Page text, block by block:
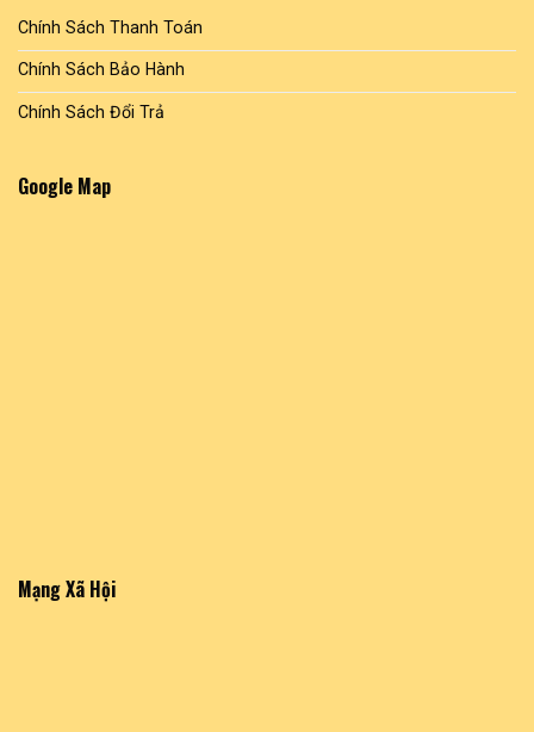
Chính Sách Thanh Toán
Chính Sách Bảo Hành
Chính Sách Đổi Trả
Google Map
Mạng Xã Hội